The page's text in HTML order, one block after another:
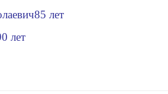
85 лет
лет